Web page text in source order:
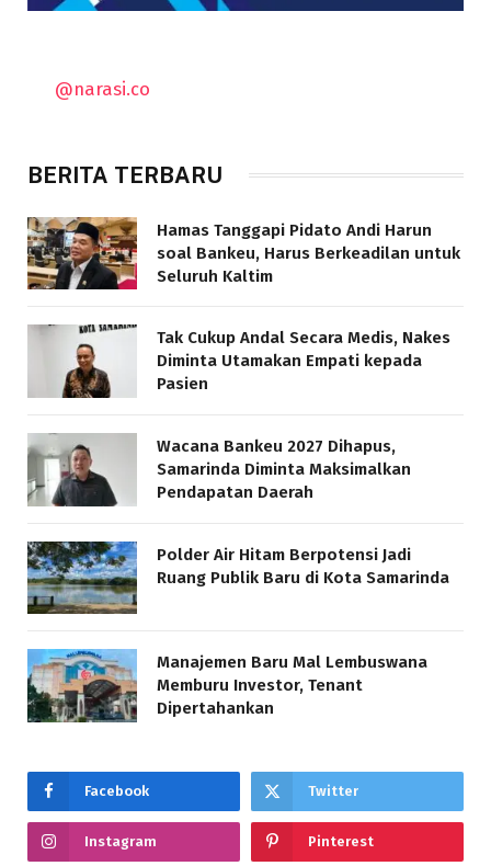
@narasi.co
BERITA TERBARU
Hamas Tanggapi Pidato Andi Harun
soal Bankeu, Harus Berkeadilan untuk
Seluruh Kaltim
Tak Cukup Andal Secara Medis, Nakes
Diminta Utamakan Empati kepada
Pasien
Wacana Bankeu 2027 Dihapus,
Samarinda Diminta Maksimalkan
Pendapatan Daerah
Polder Air Hitam Berpotensi Jadi
Ruang Publik Baru di Kota Samarinda
Manajemen Baru Mal Lembuswana
Memburu Investor, Tenant
Dipertahankan
Facebook Twitter
Instagram Pinterest